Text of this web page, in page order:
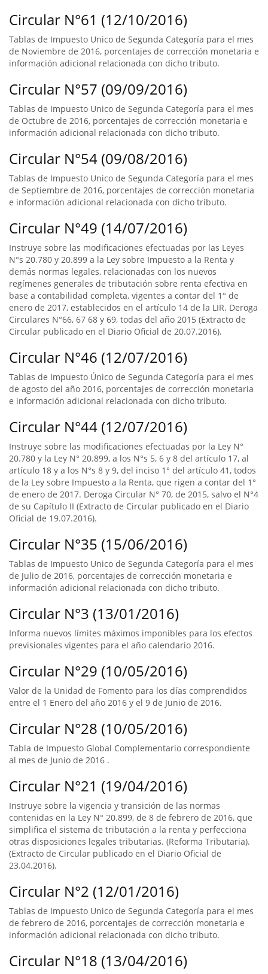
Circular N°61 (12/10/2016)
Tablas de Impuesto Unico de Segunda Categoría para el mes
de Noviembre de 2016, porcentajes de corrección monetaria e
información adicional relacionada con dicho tributo.
Circular N°57 (09/09/2016)
Tablas de Impuesto Unico de Segunda Categoría para el mes
de Octubre de 2016, porcentajes de corrección monetaria e
información adicional relacionada con dicho tributo.
Circular N°54 (09/08/2016)
Tablas de Impuesto Unico de Segunda Categoría para el mes
de Septiembre de 2016, porcentajes de corrección monetaria
e información adicional relacionada con dicho tributo.
Circular N°49 (14/07/2016)
Instruye sobre las modificaciones efectuadas por las Leyes
N°s 20.780 y 20.899 a la Ley sobre Impuesto a la Renta y
demás normas legales, relacionadas con los nuevos
regímenes generales de tributación sobre renta efectiva en
base a contabilidad completa, vigentes a contar del 1° de
enero de 2017, establecidos en el artículo 14 de la LIR. Deroga
Circulares N°66, 67 68 y 69, todas del año 2015 (Extracto de
Circular publicado en el Diario Oficial de 20.07.2016).
Circular N°46 (12/07/2016)
Tablas de Impuesto Único de Segunda Categoría para el mes
de agosto del año 2016, porcentajes de corrección monetaria
e información adicional relacionada con dicho tributo.
Circular N°44 (12/07/2016)
Instruye sobre las modificaciones efectuadas por la Ley N°
20.780 y la Ley N° 20.899, a los N°s 5, 6 y 8 del artículo 17, al
artículo 18 y a los N°s 8 y 9, del inciso 1° del artículo 41, todos
de la Ley sobre Impuesto a la Renta, que rigen a contar del 1°
de enero de 2017. Deroga Circular N° 70, de 2015, salvo el N°4
de su Capítulo II (Extracto de Circular publicado en el Diario
Oficial de 19.07.2016).
Circular N°35 (15/06/2016)
Tablas de Impuesto Unico de Segunda Categoría para el mes
de Julio de 2016, porcentajes de corrección monetaria e
información adicional relacionada con dicho tributo.
Circular N°3 (13/01/2016)
Informa nuevos límites máximos imponibles para los efectos
previsionales vigentes para el año calendario 2016.
Circular N°29 (10/05/2016)
Valor de la Unidad de Fomento para los días comprendidos
entre el 1 Enero del año 2016 y el 9 de Junio de 2016.
Circular N°28 (10/05/2016)
Tabla de Impuesto Global Complementario correspondiente
al mes de Junio de 2016 .
Circular N°21 (19/04/2016)
Instruye sobre la vigencia y transición de las normas
contenidas en la Ley N° 20.899, de 8 de febrero de 2016, que
simplifica el sistema de tributación a la renta y perfecciona
otras disposiciones legales tributarias. (Reforma Tributaria).
(Extracto de Circular publicado en el Diario Oficial de
23.04.2016).
Circular N°2 (12/01/2016)
Tablas de Impuesto Unico de Segunda Categoría para el mes
de febrero de 2016, porcentajes de corrección monetaria e
información adicional relacionada con dicho tributo.
Circular N°18 (13/04/2016)